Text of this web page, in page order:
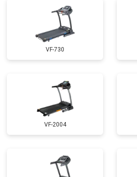
VF-730
VF-2004